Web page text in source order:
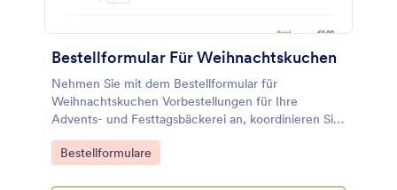
Bestellformular Für Weihnachtskuchen
Nehmen Sie mit dem Bestellformular für
Weihnachtskuchen Vorbestellungen für Ihre
Advents- und Festtagsbäckerei an, koordinieren Sie
Abholung oder Lieferung und verwalten Sie jede
Formularantwort in Jotform für eine zuverlässige
Go to Category:
Bestellformulare